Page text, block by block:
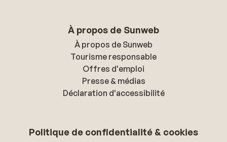
À propos de Sunweb
À propos de Sunweb
Tourisme responsable
Offres d'emploi
Presse & médias
Déclaration d'accessibilité
Politique de confidentialité & cookies